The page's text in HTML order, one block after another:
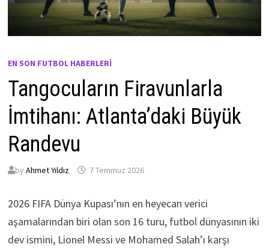
EN SON FUTBOL HABERLERI
Tangocuların Firavunlarla
İmtihanı: Atlanta’daki Büyük
Randevu
by Ahmet Yıldız 7 Temmuz 2026
2026 FIFA Dünya Kupası’nın en heyecan verici
aşamalarından biri olan son 16 turu, futbol dünyasının iki
dev ismini, Lionel Messi ve Mohamed Salah’ı karşı